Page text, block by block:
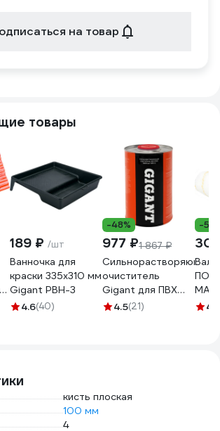
на товар
товары
189 ₽ /шт
Ванночка для
краски 335х310 мм
Gigant PBH-3
4.6(40)
-48%
977 ₽1 867 ₽
Сильнорастворяющий
очиститель
Gigant для ПВХ
1000 мл GPC-5
4.5(21)
-5%
4.8
кисть плоская
100 мм
4